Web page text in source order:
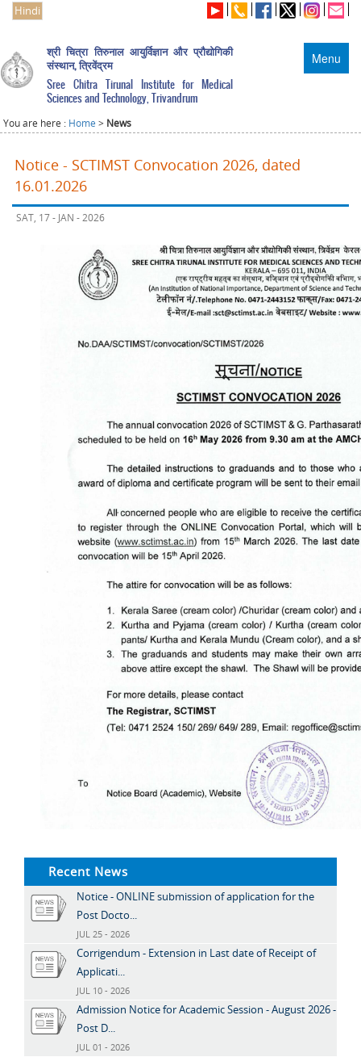
Hindi
Menu
श्री चित्रा तिरुनाल आयुर्विज्ञान और प्रौद्योगिकी
संस्थान, त्रिवेंद्रम
Sree Chitra Tirunal Institute for Medical
Sciences and Technology, Trivandrum
You are here : Home > News
Notice - SCTIMST Convocation 2026, dated
16.01.2026
SAT, 17 - JAN - 2026
Recent News
Notice - ONLINE submission of application for the
Post Docto...
JUL 25 - 2026
Corrigendum - Extension in Last date of Receipt of
Applicati...
JUL 10 - 2026
Admission Notice for Academic Session - August 2026 -
Post D...
JUL 01 - 2026